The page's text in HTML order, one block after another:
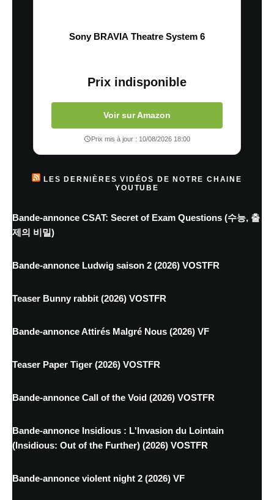
Sony BRAVIA Theatre System 6
Prix indisponible
Voir sur Amazon
Prix mis à jour : 10/08/2026 18:00
LES DERNIÈRES VIDÉOS DE NOTRE CHAINE
YOUTUBE
Bande-annonce CSAT: Secret of Exam Questions (수능, 출
제의 비밀)
Bande-annonce Ludwig saison 2 (2026) VOSTFR
Teaser Bunny rabbit (2026) VOSTFR
Bande-annonce Attirés Malgré Nous (2026) VF
Teaser Paper Tiger (2026) VOSTFR
Bande-annonce Call of the Void (2026) VOSTFR
Bande-annonce Insidious : L'Invasion du Lointain
(Insidious: Out of the Further) (2026) VOSTFR
Bande-annonce violent night 2 (2026) VF